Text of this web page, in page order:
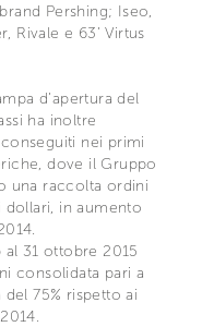
Pershing; Iseo,
Rivale e 63’ Virtus
d’apertura del
ha inoltre
nei primi
dove il Gruppo
una raccolta ordini
in aumento
31 ottobre 2015
consolidata pari a
75% rispetto ai